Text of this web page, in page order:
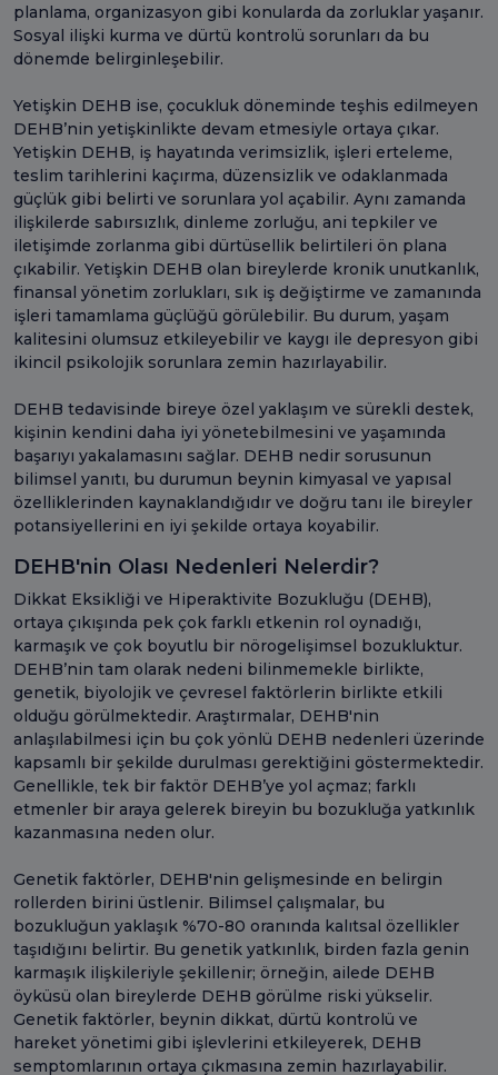
planlama, organizasyon gibi konularda da zorluklar yaşanır.
Sosyal ilişki kurma ve dürtü kontrolü sorunları da bu
dönemde belirginleşebilir.
Yetişkin DEHB ise, çocukluk döneminde teşhis edilmeyen
DEHB’nin yetişkinlikte devam etmesiyle ortaya çıkar.
Yetişkin DEHB, iş hayatında verimsizlik, işleri erteleme,
teslim tarihlerini kaçırma, düzensizlik ve odaklanmada
güçlük gibi belirti ve sorunlara yol açabilir. Aynı zamanda
ilişkilerde sabırsızlık, dinleme zorluğu, ani tepkiler ve
iletişimde zorlanma gibi dürtüsellik belirtileri ön plana
çıkabilir. Yetişkin DEHB olan bireylerde kronik unutkanlık,
finansal yönetim zorlukları, sık iş değiştirme ve zamanında
işleri tamamlama güçlüğü görülebilir. Bu durum, yaşam
kalitesini olumsuz etkileyebilir ve kaygı ile depresyon gibi
ikincil psikolojik sorunlara zemin hazırlayabilir.
DEHB tedavisinde bireye özel yaklaşım ve sürekli destek,
kişinin kendini daha iyi yönetebilmesini ve yaşamında
başarıyı yakalamasını sağlar. DEHB nedir sorusunun
bilimsel yanıtı, bu durumun beynin kimyasal ve yapısal
özelliklerinden kaynaklandığıdır ve doğru tanı ile bireyler
potansiyellerini en iyi şekilde ortaya koyabilir.
DEHB'nin Olası Nedenleri Nelerdir?
Dikkat Eksikliği ve Hiperaktivite Bozukluğu (DEHB),
ortaya çıkışında pek çok farklı etkenin rol oynadığı,
karmaşık ve çok boyutlu bir nörogelişimsel bozukluktur.
DEHB’nin tam olarak nedeni bilinmemekle birlikte,
genetik, biyolojik ve çevresel faktörlerin birlikte etkili
olduğu görülmektedir. Araştırmalar, DEHB'nin
anlaşılabilmesi için bu çok yönlü DEHB nedenleri üzerinde
kapsamlı bir şekilde durulması gerektiğini göstermektedir.
Genellikle, tek bir faktör DEHB’ye yol açmaz; farklı
etmenler bir araya gelerek bireyin bu bozukluğa yatkınlık
kazanmasına neden olur.
Genetik faktörler, DEHB'nin gelişmesinde en belirgin
rollerden birini üstlenir. Bilimsel çalışmalar, bu
bozukluğun yaklaşık %70-80 oranında kalıtsal özellikler
taşıdığını belirtir. Bu genetik yatkınlık, birden fazla genin
karmaşık ilişkileriyle şekillenir; örneğin, ailede DEHB
öyküsü olan bireylerde DEHB görülme riski yükselir.
Genetik faktörler, beynin dikkat, dürtü kontrolü ve
hareket yönetimi gibi işlevlerini etkileyerek, DEHB
semptomlarının ortaya çıkmasına zemin hazırlayabilir.